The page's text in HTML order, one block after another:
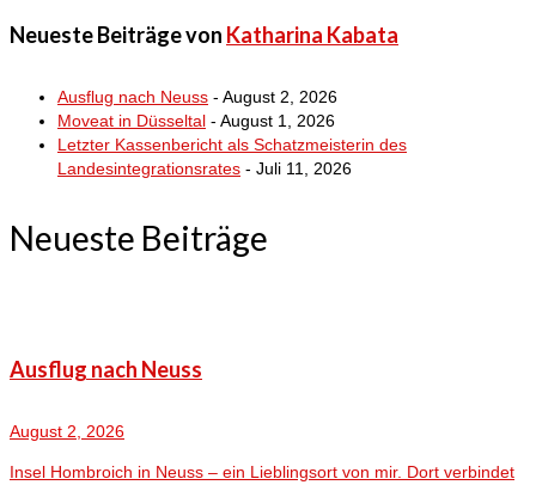
Neueste Beiträge von Katharina Kabata
Ausflug nach Neuss - August 2, 2026
Moveat in Düsseltal - August 1, 2026
Letzter Kassenbericht als Schatzmeisterin des
Landesintegrationsrates - Juli 11, 2026
Neueste Beiträge
Ausflug nach Neuss
August 2, 2026
Insel Hombroich in Neuss – ein Lieblingsort von mir. Dort verbindet